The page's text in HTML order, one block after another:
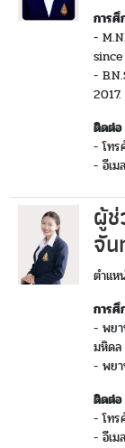
การศึ
-
-
2017.
ติดต่อ
- โท
- อีเ
ผู้
จัน
ตำแห
การศึ
- พย
มหิดล
- พย
ติดต่อ
- โท
- อีเม